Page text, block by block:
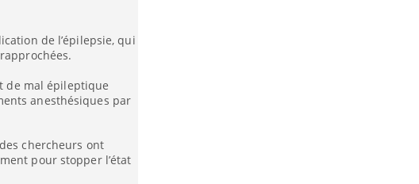
de l’épilepsie, qui
de mal épileptique
anesthésiques par
chercheurs ont
pour stopper l’état